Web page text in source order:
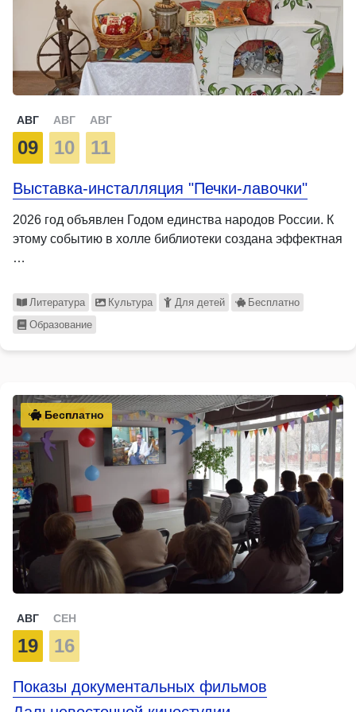
АВГ
09
АВГ
10
АВГ
11
Выставка-инсталляция "Печки-лавочки"
2026 год объявлен Годом единства народов России. К
этому событию в холле библиотеки создана эффектная
…
Литература Культура Для детей
Бесплатно
Образование
Бесплатно
АВГ
19
СЕН
16
Показы документальных фильмов